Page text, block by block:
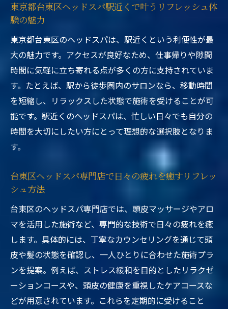
東京都台東区ヘッドスパ駅近くで叶うリフレッシュ体
験の魅力
東京都台東区のヘッドスパは、駅近くという利便性が最
大の魅力です。アクセスが良好なため、仕事帰りや隙間
時間に気軽に立ち寄れる点が多くの方に支持されていま
す。たとえば、駅から徒歩圏内のサロンなら、移動時間
を短縮し、リラックスした状態で施術を受けることが可
能です。駅近くのヘッドスパは、忙しい日々でも自分の
時間を大切にしたい方にとって理想的な選択肢となりま
す。
台東区ヘッドスパ専門店で日々の疲れを癒すリフレッ
シュ方法
台東区のヘッドスパ専門店では、頭皮マッサージやアロ
マを活用した施術など、専門的な技術で日々の疲れを癒
します。具体的には、丁寧なカウンセリングを通じて頭
皮や髪の状態を確認し、一人ひとりに合わせた施術プラ
ンを提案。例えば、ストレス緩和を目的としたリラクゼ
ーションコースや、頭皮の健康を重視したケアコースな
どが用意されています。これらを定期的に受けること